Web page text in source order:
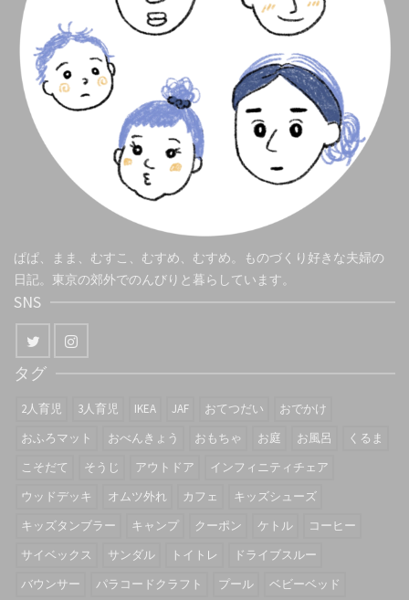
ぱぱ、まま、むすこ、むすめ、むすめ。ものづくり好きな夫婦の
日記。東京の郊外でのんびりと暮らしています。
SNS
タグ
2人育児 3人育児 IKEA JAF おてつだい
おでかけ
おふろマット
おべんきょう おもちゃ お庭 お風呂
くるま
こそだて
そうじ アウトドア
インフィニティチェア
ウッドデッキ
オムツ外れ カフェ
キッズシューズ
キッズタンブラー
キャンプ クーポン ケトル
コーヒー
サイベックス
サンダル トイトレ
ドライブスルー
バウンサー
パラコードクラフト プール ベビーベッド